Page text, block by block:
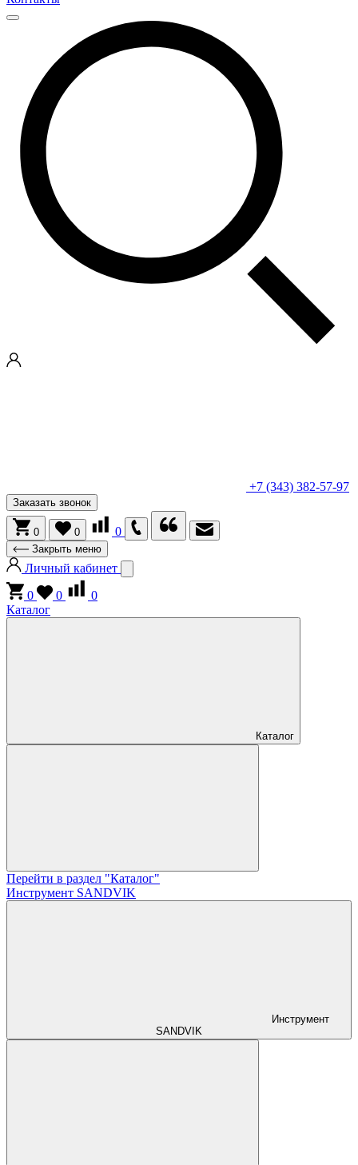
+7 (343) 382-57-97
Заказать звонок
0 0 0
Закрыть меню
Личный кабинет
0
0
0
Каталог
Каталог
Перейти в раздел "Каталог"
Инструмент SANDVIK
Инструмент
SANDVIK